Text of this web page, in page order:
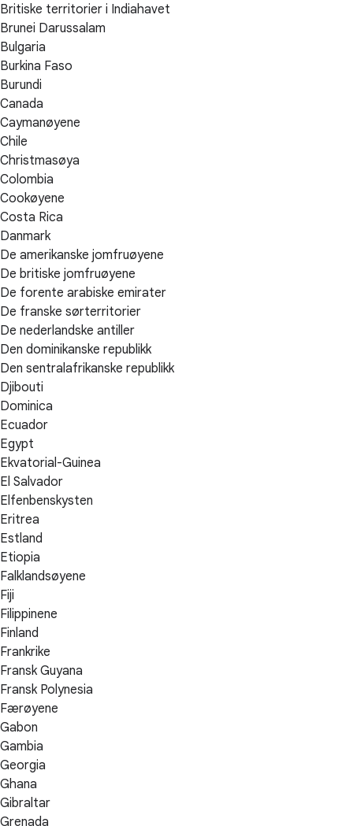
Britiske territorier i Indiahavet
Brunei Darussalam
Bulgaria
Burkina Faso
Burundi
Canada
Caymanøyene
Chile
Christmasøya
Colombia
Cookøyene
Costa Rica
Danmark
De amerikanske jomfruøyene
De britiske jomfruøyene
De forente arabiske emirater
De franske sørterritorier
De nederlandske antiller
Den dominikanske republikk
Den sentralafrikanske republikk
Djibouti
Dominica
Ecuador
Egypt
Ekvatorial-Guinea
El Salvador
Elfenbenskysten
Eritrea
Estland
Etiopia
Falklandsøyene
Fiji
Filippinene
Finland
Frankrike
Fransk Guyana
Fransk Polynesia
Færøyene
Gabon
Gambia
Georgia
Ghana
Gibraltar
Grenada